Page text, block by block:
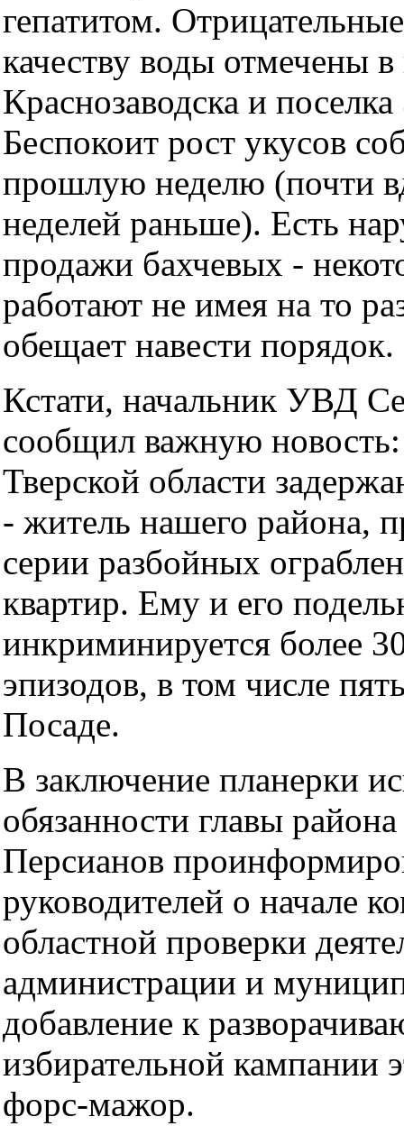
гепатитом.
качеству воды отмечены
Краснозаводска и
Беспокоит рост укусов
прошлую неделю (почти
неделей раньше). Есть
продажи бахчевых -
работают не имея на то
обещает навести порядок.
Кстати, начальник УВД
сообщил важную новость:
Тверской области
- житель нашего района,
серии разбойных
квартир. Ему и его
инкриминируется более
эпизодов, в том числе
Посаде.
В заключение планерки
обязанности главы
Персианов
руководителей о начале
областной проверки
администрации и
добавление к
избирательной кампании
форс-мажор.